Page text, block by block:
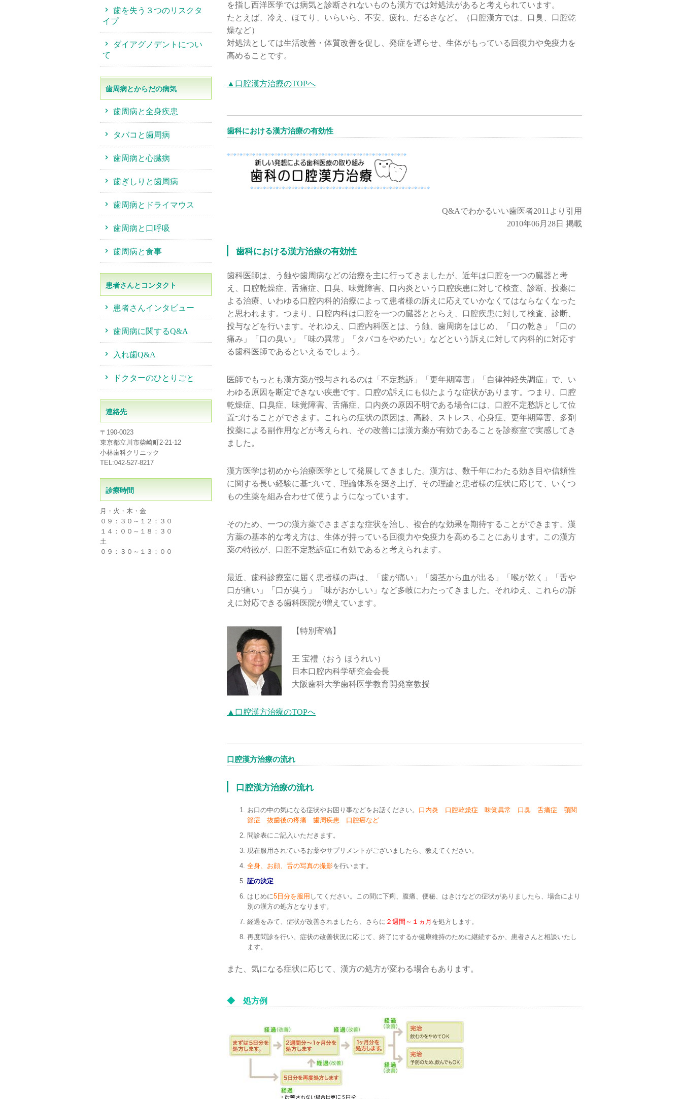
を指し西洋医学では病気と診断されないものも漢方では対処法があると考えられています。
たとえば、冷え、ほてり、いらいら、不安、疲れ、だるさなど。（口腔漢方では、口臭、口腔乾
燥など）
対処法としては生活改善・体質改善を促し、発症を遅らせ、生体がもっている回復力や免疫力を
高めることです。
▲口腔漢方治療のTOPへ
歯科における漢方治療の有効性
Q&Aでわかるいい歯医者2011より引用
2010年06月28日 掲載
歯科における漢方治療の有効性
歯科医師は、う蝕や歯周病などの治療を主に行ってきましたが、近年は口腔を一つの臓器と考
え、口腔乾燥症、舌痛症、口臭、味覚障害、口内炎という口腔疾患に対して検査、診断、投薬に
よる治療、いわゆる口腔内科的治療によって患者様の訴えに応えていかなくてはならなくなった
と思われます。つまり、口腔内科は口腔を一つの臓器ととらえ、口腔疾患に対して検査、診断、
投与などを行います。それゆえ、口腔内科医とは、う蝕、歯周病をはじめ、「口の乾き」「口の
痛み」「口の臭い」「味の異常」「タバコをやめたい」などという訴えに対して内科的に対応す
る歯科医師であるといえるでしょう。
医師でもっとも漢方薬が投与されるのは「不定愁訴」「更年期障害」「自律神経失調症」で、い
わゆる原因を断定できない疾患です。口腔の訴えにも似たような症状があります。つまり、口腔
乾燥症、口臭症、味覚障害、舌痛症、口内炎の原因不明である場合には、口腔不定愁訴として位
置づけることができます。これらの症状の原因は、高齢、ストレス、心身症、更年期障害、多剤
投薬による副作用などが考えられ、その改善には漢方薬が有効であることを診察室で実感してき
ました。
漢方医学は初めから治療医学として発展してきました。漢方は、数千年にわたる効き目や信頼性
に関する長い経験に基づいて、理論体系を築き上げ、その理論と患者様の症状に応じて、いくつ
もの生薬を組み合わせて使うようになっています。
そのため、一つの漢方薬でさまざまな症状を治し、複合的な効果を期待することができます。漢
方薬の基本的な考え方は、生体が持っている回復力や免疫力を高めることにあります。この漢方
薬の特徴が、口腔不定愁訴症に有効であると考えられます。
最近、歯科診療室に届く患者様の声は、「歯が痛い」「歯茎から血が出る」「喉が乾く」「舌や
口が痛い」「口が臭う」「味がおかしい」など多岐にわたってきました。それゆえ、これらの訴
えに対応できる歯科医院が増えています。
【特別寄稿】
王 宝禮（おう ほうれい）
日本口腔内科学研究会会長
大阪歯科大学歯科医学教育開発室教授
▲口腔漢方治療のTOPへ
口腔漢方治療の流れ
口腔漢方治療の流れ
お口の中の気になる症状やお困り事などをお話ください。 口内炎 口腔乾燥症 味覚異常 口臭 舌痛症 顎関
節症 抜歯後の疼痛 歯周疾患 口腔癌など
問診表にご記入いただきます。
現在服用されているお薬やサプリメントがございましたら、教えてください。
全身、お顔、舌の写真の撮影を行います。
証の決定
はじめに5日分を服用 してください。この間に下痢、腹痛、便秘、はきけなどの症状がありましたら、場合により
別の漢方の処方となります。
経過をみて、症状が改善されましたら、さらに ２週間～１ヵ月 を処方します。
再度問診を行い、症状の改善状況に応じて、終了にするか健康維持のために継続するか、患者さんと相談いたし
ます。
また、気になる症状に応じて、漢方の処方が変わる場合もあります。
◆ 処方例
歯を失う３つのリスクタ
イプ
ダイアグノデントについ
て
歯周病とからだの病気
歯周病と全身疾患
タバコと歯周病
歯周病と心臓病
歯ぎしりと歯周病
歯周病とドライマウス
歯周病と口呼吸
歯周病と食事
患者さんとコンタクト
患者さんインタビュー
歯周病に関するQ&A
入れ歯Q&A
ドクターのひとりごと
連絡先
〒190-0023
東京都立川市柴崎町2-21-12
小林歯科クリニック
TEL:042-527-8217
診療時間
月・火・木・金
０９：３０～１２：３０
１４：００～１８：３０
土
０９：３０～１３：００